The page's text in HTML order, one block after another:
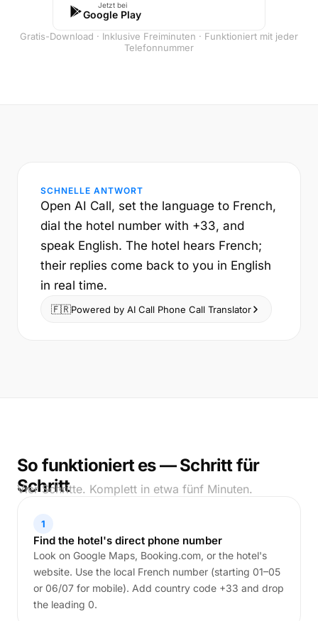
Jetzt bei
Google Play
Gratis-Download · Inklusive Freiminuten · Funktioniert mit jeder
Telefonnummer
SCHNELLE ANTWORT
Open AI Call, set the language to French,
dial the hotel number with +33, and
speak English. The hotel hears French;
their replies come back to you in English
in real time.
🇫🇷Powered by AI Call Phone Call Translator
So funktioniert es — Schritt für
Schritt
Vier Schritte. Komplett in etwa fünf Minuten.
1
Find the hotel's direct phone number
Look on Google Maps, Booking.com, or the hotel's
website. Use the local French number (starting 01–05
or 06/07 for mobile). Add country code +33 and drop
the leading 0.